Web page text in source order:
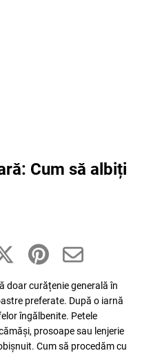
Cum să albiți
doar curățenie generală în
preferate. După o iarnă
îngălbenite. Petele
prosoape sau lenjerie
Cum să procedăm cu